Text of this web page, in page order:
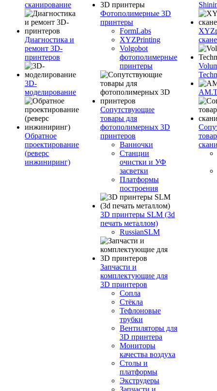
сканирование
Диагностика и
ремонт 3D-
принтеров
3D-
моделирование
Обратное
проектирование
(реверс
инжиниринг)
Фотополимерные 3D
принтеры
FormLabs
XYZPrinting
Volgobot
фотополимерные
принтеры
Сопутствующие
товары для
фотополимерных 3D
принтеров
Ванночки
Станции
очистки и УФ
засветки
Платформы
построения
3D принтеры SLM (3d
печать металлом)
RussianSLM
Запчасти и
комплектующие для
3D принтеров
Сопла
Cтёкла
Тефлоновые
трубки
Вентиляторы для
3D принтера
Мониторы
качества воздуха
Столы и
платформы
Экструдеры
Запчасти и